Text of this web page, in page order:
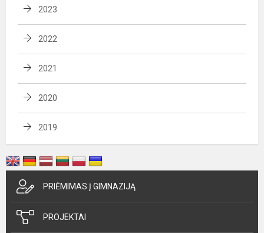
2023
2022
2021
2020
2019
PRIĖMIMAS Į GIMNAZIJĄ
PROJEKTAI